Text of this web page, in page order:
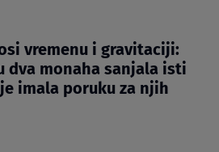
vremenu i gravitaciji:
dva monaha sanjala isti
imala poruku za njih